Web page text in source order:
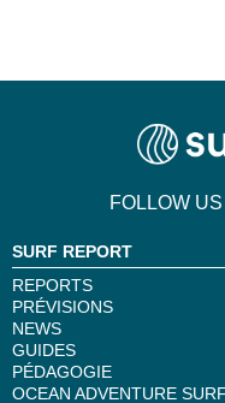
FOLLOW
SURF REPORT
REPORTS
PRÉVISIONS
NEWS
GUIDES
PÉDAGOGIE
OCEAN ADVENTURE